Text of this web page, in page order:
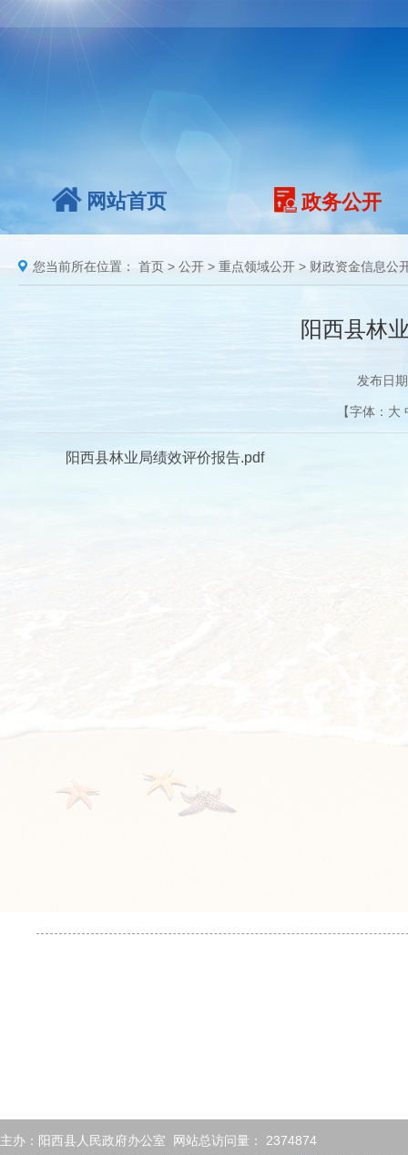
网站首页 政务公开
您当前所在位置： 首页 > 公开 > 重点领域公开 > 财政资金信息公
阳西县林
发布日
【字体： 大
阳西县林业局绩效评价报告.pdf
主办：阳西县人民政府办公室 网站总访问量： 2374874